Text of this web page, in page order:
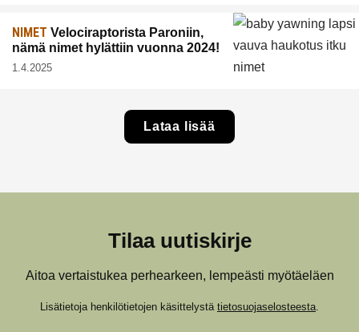
NIMET Velociraptorista Paroniin,
nämä nimet hylättiin vuonna 2024!
1.4.2025
Lataa lisää
Tilaa uutiskirje
Aitoa vertaistukea perhearkeen, lempeästi myötäeläen
Lisätietoja henkilötietojen käsittelystä tietosuojaselosteesta.